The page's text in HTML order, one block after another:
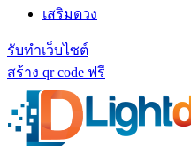
เสริมดวง
รับทำเว็บไซต์
สร้าง qr code ฟรี